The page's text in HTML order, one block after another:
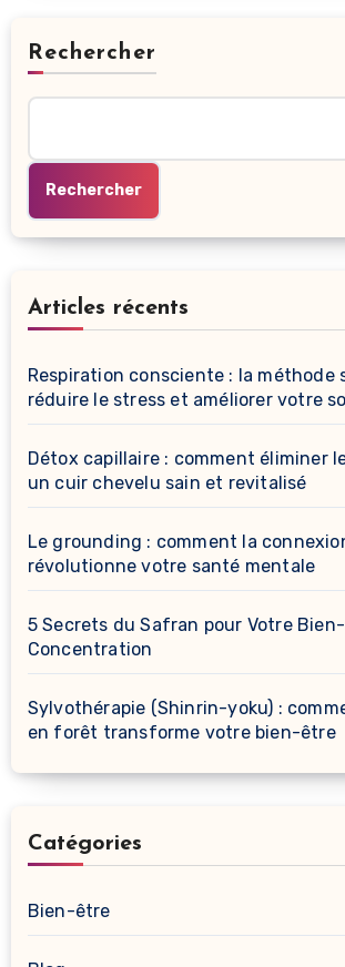
Rechercher
Rechercher
Articles récents
Respiration consciente : la méthode
réduire le stress et améliorer votre
Détox capillaire : comment éliminer
un cuir chevelu sain et revitalisé
Le grounding : comment la
révolutionne votre santé mentale
5 Secrets du Safran pour Votre
Concentration
Sylvothérapie (Shinrin-yoku) :
en forêt transforme votre bien-être
Catégories
Bien-être